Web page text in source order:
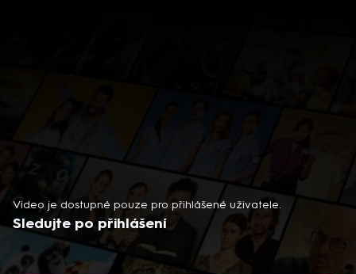
Video je dostupné pouze pro přihlášené uživatele.
Sledujte po přihlášení